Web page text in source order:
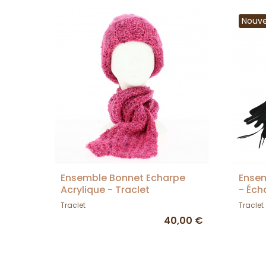
Ensemble Bonnet Echarpe
Acrylique - Traclet
Traclet
40,00 €
-
-
Traclet